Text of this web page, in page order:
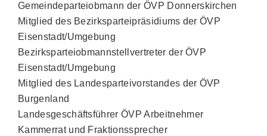
Gemeindeparteiobmann der ÖVP Donnerskirchen
Mitglied des Bezirksparteipräsidiums der ÖVP
Eisenstadt/Umgebung
Bezirksparteiobmannstellvertreter der ÖVP
Eisenstadt/Umgebung
Mitglied des Landesparteivorstandes der ÖVP
Burgenland
Landesgeschäftsführer ÖVP Arbeitnehmer
Kammerrat und Fraktionssprecher